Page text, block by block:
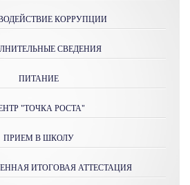
КОРРУПЦИИ
СВЕДЕНИЯ
ПИТАНИЕ
"ТОЧКА РОСТА"
ПРИЕМ В ШКОЛУ
ИТОГОВАЯ АТТЕСТАЦИЯ